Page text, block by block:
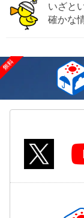
いざと
確かな